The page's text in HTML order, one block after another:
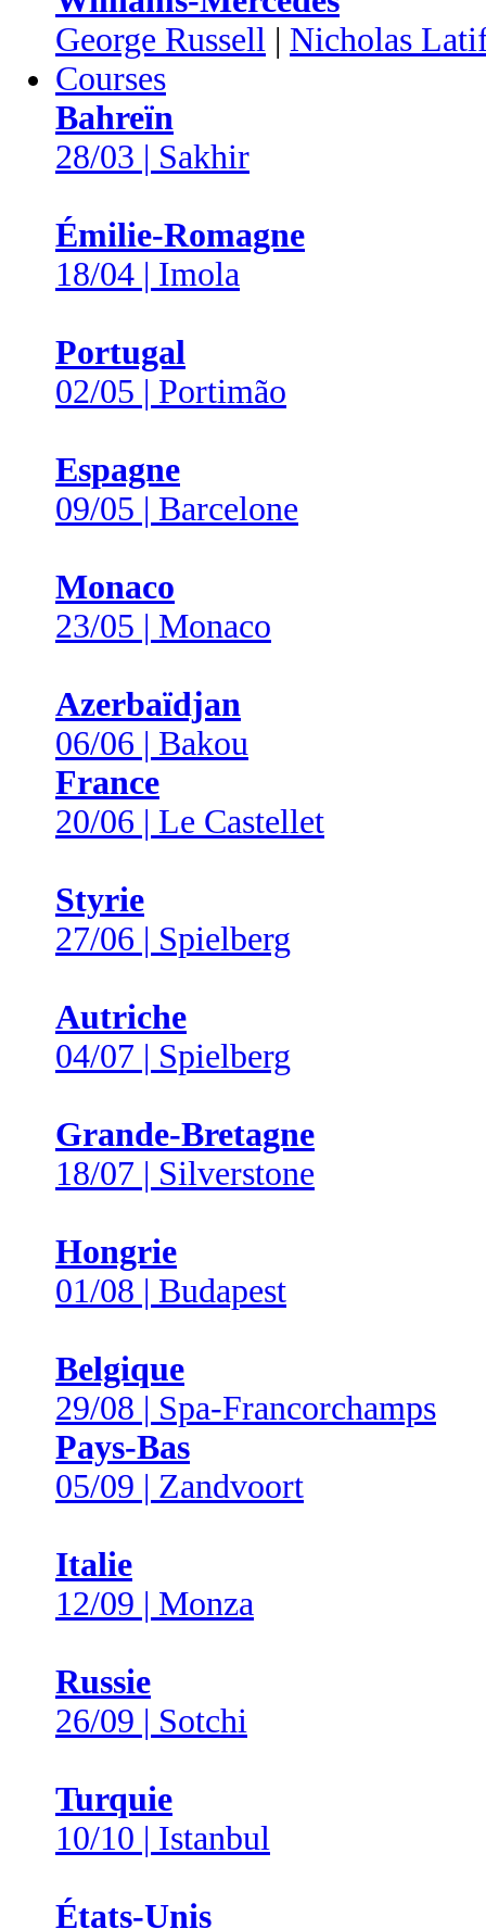
George Russell | Nicholas
Courses
Bahreïn
28/03 | Sakhir
Émilie-Romagne
18/04 | Imola
Portugal
02/05 | Portimão
Espagne
09/05 | Barcelone
Monaco
23/05 | Monaco
Azerbaïdjan
06/06 | Bakou
France
20/06 | Le Castellet
Styrie
27/06 | Spielberg
Autriche
04/07 | Spielberg
Grande-Bretagne
18/07 | Silverstone
Hongrie
01/08 | Budapest
Belgique
29/08 | Spa-Francorchamps
Pays-Bas
05/09 | Zandvoort
Italie
12/09 | Monza
Russie
26/09 | Sotchi
Turquie
10/10 | Istanbul
États-Unis